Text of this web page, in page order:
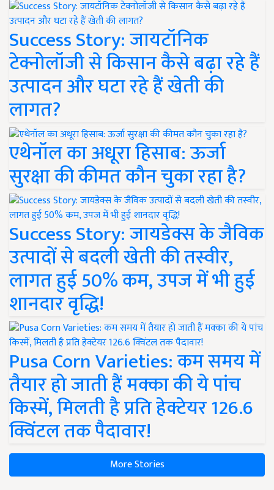
Success Story: जायटॉनिक
टेक्नोलॉजी से किसान कैसे बढ़ा रहे हैं
उत्पादन और घटा रहे हैं खेती की
लागत?
एथेनॉल का अधूरा हिसाब: ऊर्जा
सुरक्षा की कीमत कौन चुका रहा है?
Success Story: जायडेक्स के जैविक
उत्पादों से बदली खेती की तस्वीर,
लागत हुई 50% कम, उपज में भी हुई
शानदार वृद्धि!
Pusa Corn Varieties: कम समय में
तैयार हो जाती हैं मक्का की ये पांच
किस्में, मिलती है प्रति हेक्टेयर 126.6
क्विंटल तक पैदावार!
More Stories